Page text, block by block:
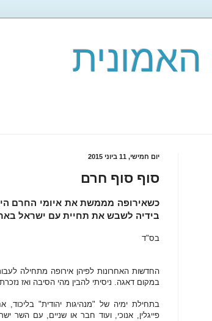
יום חמישי, 11 ביוני 2015
סוף סוף חרם
כשאירופה מממשת את איומי החרם
בידיה לשבש את תחיית עם ישראל
בס"ד
החדשות האחרונות לפיהן אירופה מתחילה
במקום דאגה. ניסיתי להבין מהי הסיבה ואז
פייגלין, אנוכי, ועוד חבר או שניים, עם השר